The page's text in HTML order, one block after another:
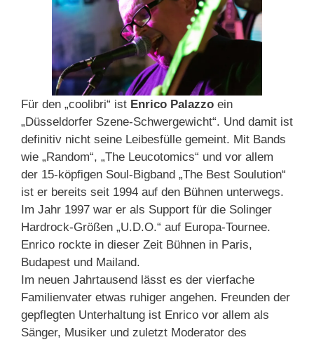
Für den „coolibri“ ist Enrico Palazzo ein
„Düsseldorfer Szene-Schwergewicht“. Und damit ist
definitiv nicht seine Leibesfülle gemeint. Mit Bands
wie „Random“, „The Leucotomics“ und vor allem
der 15-köpfigen Soul-Bigband „The Best Soulution“
ist er bereits seit 1994 auf den Bühnen unterwegs.
Im Jahr 1997 war er als Support für die Solinger
Hardrock-Größen „U.D.O.“ auf Europa-Tournee.
Enrico rockte in dieser Zeit Bühnen in Paris,
Budapest und Mailand.
Im neuen Jahrtausend lässt es der vierfache
Familienvater etwas ruhiger angehen. Freunden der
gepflegten Unterhaltung ist Enrico vor allem als
Sänger, Musiker und zuletzt Moderator des